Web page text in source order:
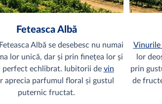
Feteasca Albă
Albă se desebesc nu numai
lor unică, dar și prin finețea lor și
perfect echlibrat. Iubitorii de vin
aprecia parfumul floral și gustul
puternic fructat.
Vinurile
lor
prin
de